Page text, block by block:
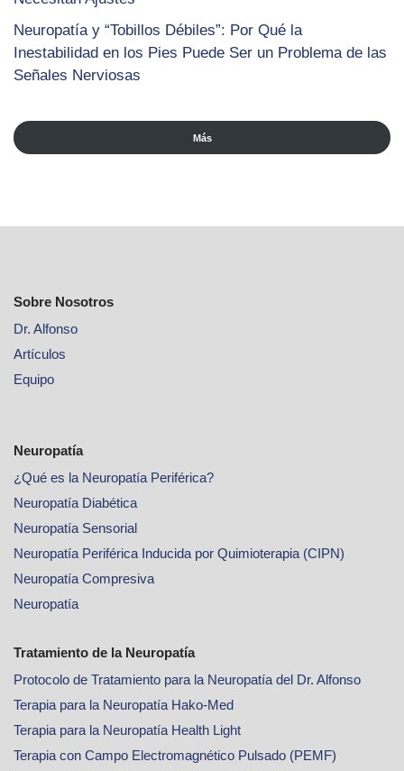
Neuropatía y “Tobillos Débiles”: Por Qué la
Inestabilidad en los Pies Puede Ser un Problema de las
Señales Nerviosas
Más
Sobre Nosotros
Dr. Alfonso
Artículos
Equipo
Neuropatía
¿Qué es la Neuropatía Periférica?
Neuropatía Diabética
Neuropatía Sensorial
Neuropatía Periférica Inducida por Quimioterapia (CIPN)
Neuropatía Compresiva
Neuropatía
Tratamiento de la Neuropatía
Protocolo de Tratamiento para la Neuropatía del Dr. Alfonso
Terapia para la Neuropatía Hako-Med
Terapia para la Neuropatía Health Light
Terapia con Campo Electromagnético Pulsado (PEMF)